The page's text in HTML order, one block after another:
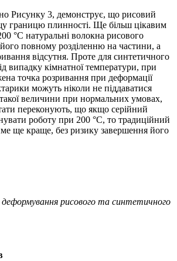
Рисунку 3, демонструє, що рисовий
границю плинності. Ще більш цікавим
°C натуральні волокна рисового
повному розділенню на частини, а
відсутня. Проте для синтетичного
випадку кімнатної температури, при
точка розривання при деформації
можуть ніколи не піддаватися
величини при нормальних умовах,
переконують, що якщо серійний
роботу при 200 °C, то традиційний
ще краще, без ризику завершення його
деформування рисового та синтетичного